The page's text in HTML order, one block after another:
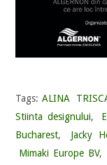
Tags: ALINA
Stiinta designului,
Bucharest, Jacky
Mimaki Europe BV,